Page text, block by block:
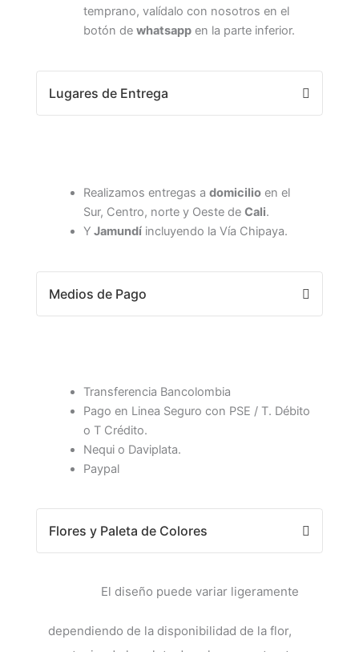
temprano, valídalo con nosotros en el
botón de whatsappen la parte inferior.
Lugares de Entrega
Realizamos entregas a domicilioen el
Sur, Centro, norte y Oeste de Cali.
Y Jamundíincluyendo la Vía Chipaya.
Medios de Pago
Transferencia Bancolombia
Pago en Linea Seguro con PSE / T. Débito
o T Crédito.
Nequi o Daviplata.
Paypal
Flores y Paleta de Colores
El diseño puede variar ligeramente
dependiendo de la disponibilidad de la flor,